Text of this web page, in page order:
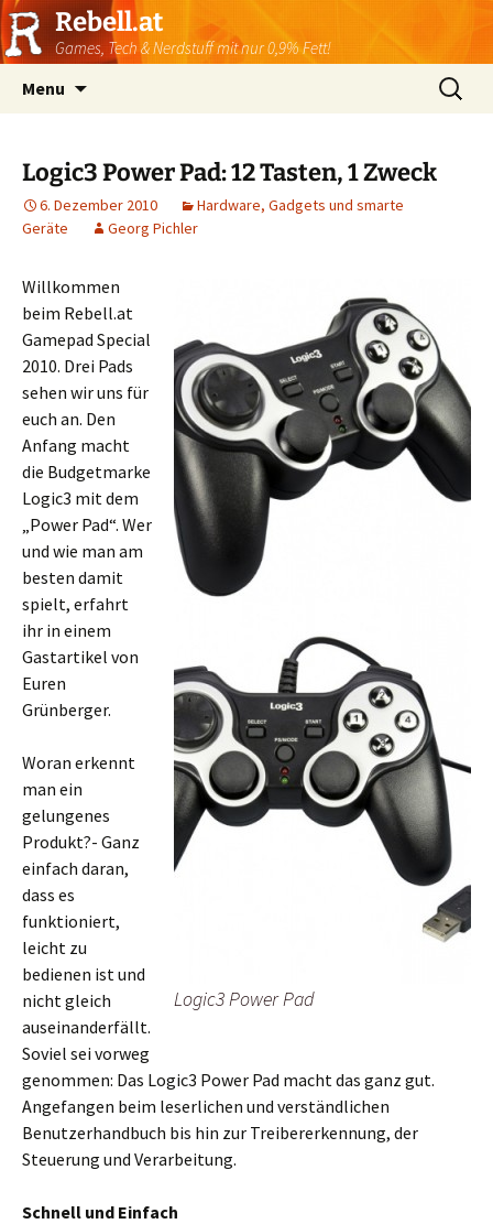
Rebell.at
Games, Tech & Nerdstuff mit nur 0,9% Fett!
Menu
Suchen
nach:
Logic3 Power Pad: 12 Tasten, 1 Zweck
6. Dezember 2010
Hardware, Gadgets und smarte
Geräte
Georg Pichler
Logic3 Power Pad
Willkommen
beim Rebell.at
Gamepad Special
2010. Drei Pads
sehen wir uns für
euch an. Den
Anfang macht
die Budgetmarke
Logic3 mit dem
„Power Pad“. Wer
und wie man am
besten damit
spielt, erfahrt
ihr in einem
Gastartikel von
Euren
Grünberger.
Woran erkennt
man ein
gelungenes
Produkt?- Ganz
einfach daran,
dass es
funktioniert,
leicht zu
bedienen ist und
nicht gleich
auseinanderfällt.
Soviel sei vorweg
genommen: Das Logic3 Power Pad macht das ganz gut.
Angefangen beim leserlichen und verständlichen
Benutzerhandbuch bis hin zur Treibererkennung, der
Steuerung und Verarbeitung.
Schnell und Einfach